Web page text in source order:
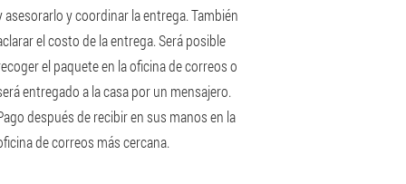
asesorarlo y coordinar la entrega. También
el costo de la entrega. Será posible
el paquete en la oficina de correos o
entregado a la casa por un mensajero.
después de recibir en sus manos en la
de correos más cercana.